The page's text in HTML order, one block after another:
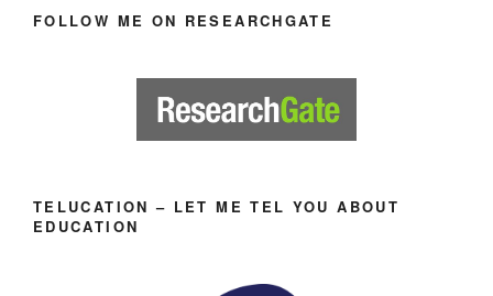
FOLLOW ME ON RESEARCHGATE
TELUCATION – LET ME TEL YOU ABOUT
EDUCATION